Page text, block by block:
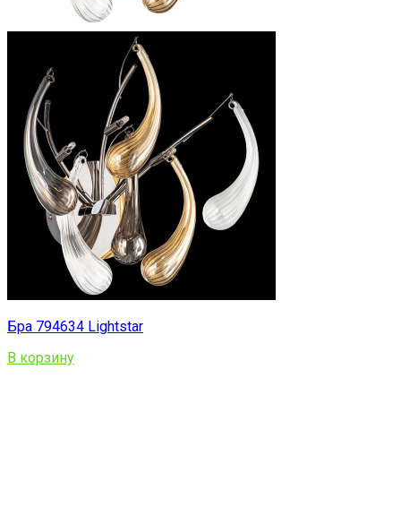
Бра 794634 Lightstar
В корзину